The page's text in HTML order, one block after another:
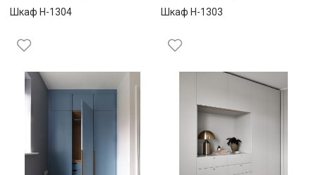
Шкаф Н-1304
Шкаф Н-1303